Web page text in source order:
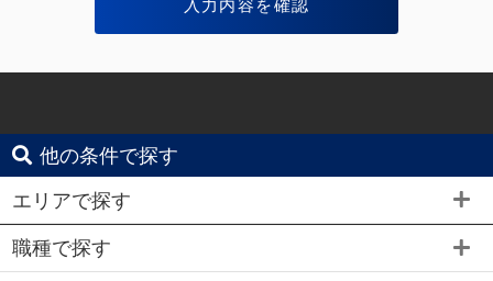
他の条件で探す
エリアで探す
職種で探す